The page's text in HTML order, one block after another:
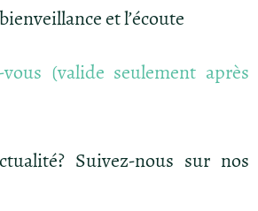
et l’écoute
(valide seulement après
Suivez-nous sur nos